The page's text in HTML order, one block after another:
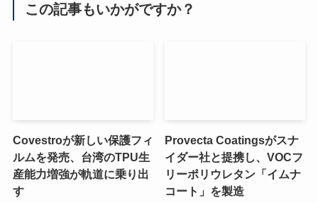
この記事もいかがですか？
Covestroが新しい保護フィ
ルムを発売、台湾のTPU生
産能力増強が軌道に乗り出
す
Provecta Coatingsがスナ
イダー社と提携し、VOCフ
リーポリウレタン「イムナ
コート」を製造